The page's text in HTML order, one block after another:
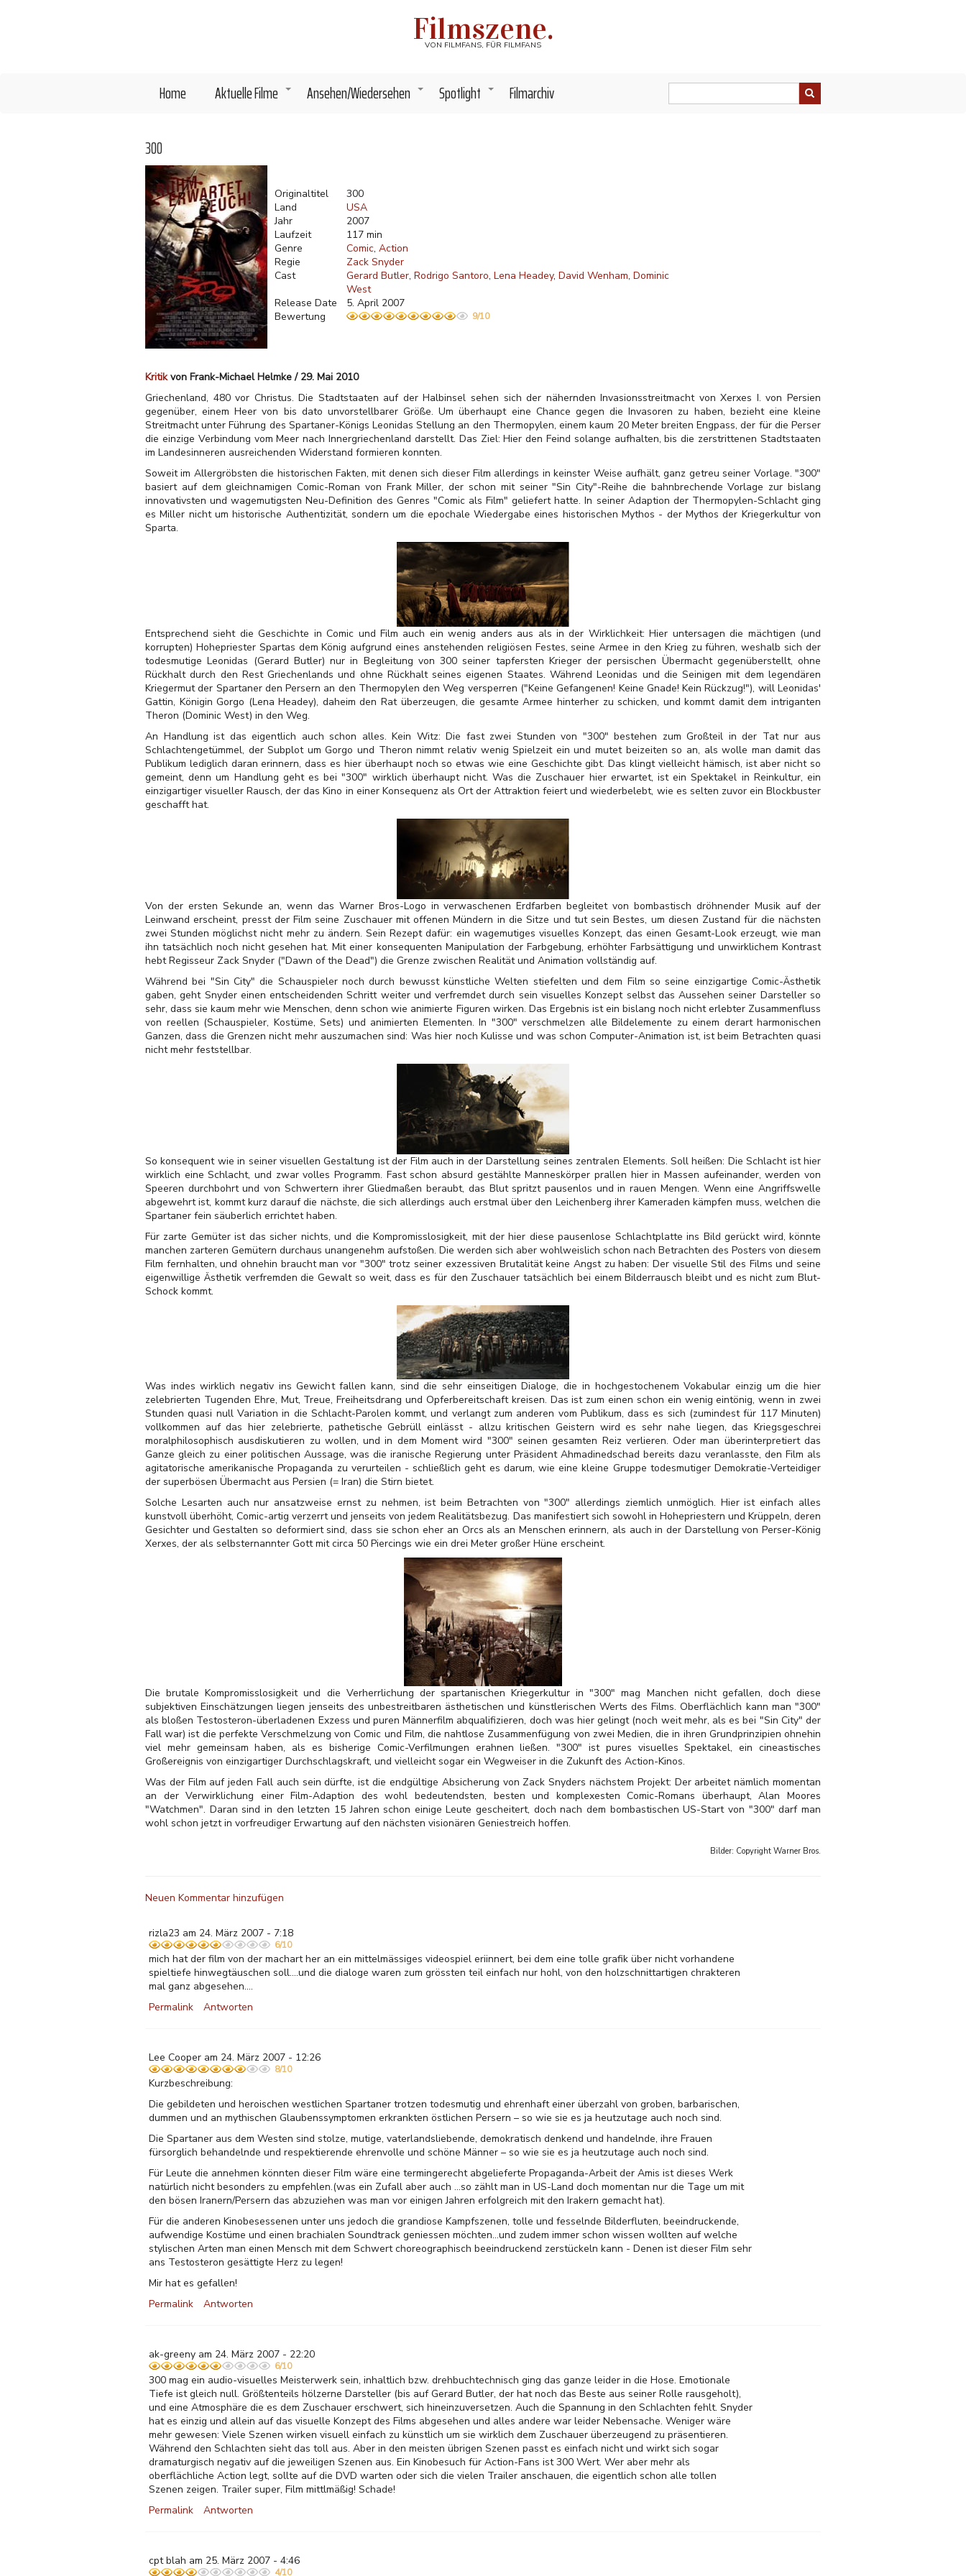
Filmszene.
VON FILMFANS, FÜR FILMFANS
Home +
Aktuelle Filme +
Ansehen/Wiedersehen +
Spotlight Filmarchiv
300
Originaltitel
300
Land
USA
Jahr
2007
Laufzeit
117 min
Genre
Comic Action
Regie
Zack Snyder
Cast
Gerard Butler Rodrigo Santoro Lena Headey David Wenham Dominic
West
Release Date
5. April 2007
Bewertung
9/10
Kritikvon Frank-Michael Helmke / 29. Mai 2010
Griechenland, 480 vor Christus. Die Stadtstaaten auf der Halbinsel sehen sich der nähernden Invasionsstreitmacht von Xerxes I. von Persien
gegenüber, einem Heer von bis dato unvorstellbarer Größe. Um überhaupt eine Chance gegen die Invasoren zu haben, bezieht eine kleine
Streitmacht unter Führung des Spartaner-Königs Leonidas Stellung an den Thermopylen, einem kaum 20 Meter breiten Engpass, der für die Perser
die einzige Verbindung vom Meer nach Innergriechenland darstellt. Das Ziel: Hier den Feind solange aufhalten, bis die zerstrittenen Stadtstaaten
im Landesinneren ausreichenden Widerstand formieren konnten.
Soweit im Allergröbsten die historischen Fakten, mit denen sich dieser Film allerdings in keinster Weise aufhält, ganz getreu seiner Vorlage. "300"
basiert auf dem gleichnamigen Comic-Roman von Frank Miller, der schon mit seiner "Sin City"-Reihe die bahnbrechende Vorlage zur bislang
innovativsten und wagemutigsten Neu-Definition des Genres "Comic als Film" geliefert hatte. In seiner Adaption der Thermopylen-Schlacht ging
es Miller nicht um historische Authentizität, sondern um die epochale Wiedergabe eines historischen Mythos - der Mythos der Kriegerkultur von
Sparta.
Entsprechend sieht die Geschichte in Comic und Film auch ein wenig anders aus als in der Wirklichkeit: Hier untersagen die mächtigen (und
korrupten) Hohepriester Spartas dem König aufgrund eines anstehenden religiösen Festes, seine Armee in den Krieg zu führen, weshalb sich der
todesmutige Leonidas (Gerard Butler) nur in Begleitung von 300 seiner tapfersten Krieger der persischen Übermacht gegenüberstellt, ohne
Rückhalt durch den Rest Griechenlands und ohne Rückhalt seines eigenen Staates. Während Leonidas und die Seinigen mit dem legendären
Kriegermut der Spartaner den Persern an den Thermopylen den Weg versperren ("Keine Gefangenen! Keine Gnade! Kein Rückzug!"), will Leonidas'
Gattin, Königin Gorgo (Lena Headey), daheim den Rat überzeugen, die gesamte Armee hinterher zu schicken, und kommt damit dem intriganten
Theron (Dominic West) in den Weg.
An Handlung ist das eigentlich auch schon alles. Kein Witz: Die fast zwei Stunden von "300" bestehen zum Großteil in der Tat nur aus
Schlachtengetümmel, der Subplot um Gorgo und Theron nimmt relativ wenig Spielzeit ein und mutet beizeiten so an, als wolle man damit das
Publikum lediglich daran erinnern, dass es hier überhaupt noch so etwas wie eine Geschichte gibt. Das klingt vielleicht hämisch, ist aber nicht so
gemeint, denn um Handlung geht es bei "300" wirklich überhaupt nicht. Was die Zuschauer hier erwartet, ist ein Spektakel in Reinkultur, ein
einzigartiger visueller Rausch, der das Kino in einer Konsequenz als Ort der Attraktion feiert und wiederbelebt, wie es selten zuvor ein Blockbuster
geschafft hat.
Von der ersten Sekunde an, wenn das Warner Bros-Logo in verwaschenen Erdfarben begleitet von bombastisch dröhnender Musik auf der
Leinwand erscheint, presst der Film seine Zuschauer mit offenen Mündern in die Sitze und tut sein Bestes, um diesen Zustand für die nächsten
zwei Stunden möglichst nicht mehr zu ändern. Sein Rezept dafür: ein wagemutiges visuelles Konzept, das einen Gesamt-Look erzeugt, wie man
ihn tatsächlich noch nicht gesehen hat. Mit einer konsequenten Manipulation der Farbgebung, erhöhter Farbsättigung und unwirklichem Kontrast
hebt Regisseur Zack Snyder ("Dawn of the Dead") die Grenze zwischen Realität und Animation vollständig auf.
Während bei "Sin City" die Schauspieler noch durch bewusst künstliche Welten stiefelten und dem Film so seine einzigartige Comic-Ästhetik
gaben, geht Snyder einen entscheidenden Schritt weiter und verfremdet durch sein visuelles Konzept selbst das Aussehen seiner Darsteller so
sehr, dass sie kaum mehr wie Menschen, denn schon wie animierte Figuren wirken. Das Ergebnis ist ein bislang noch nicht erlebter Zusammenfluss
von reellen (Schauspieler, Kostüme, Sets) und animierten Elementen. In "300" verschmelzen alle Bildelemente zu einem derart harmonischen
Ganzen, dass die Grenzen nicht mehr auszumachen sind: Was hier noch Kulisse und was schon Computer-Animation ist, ist beim Betrachten quasi
nicht mehr feststellbar.
So konsequent wie in seiner visuellen Gestaltung ist der Film auch in der Darstellung seines zentralen Elements. Soll heißen: Die Schlacht ist hier
wirklich eine Schlacht, und zwar volles Programm. Fast schon absurd gestählte Manneskörper prallen hier in Massen aufeinander, werden von
Speeren durchbohrt und von Schwertern ihrer Gliedmaßen beraubt, das Blut spritzt pausenlos und in rauen Mengen. Wenn eine Angriffswelle
abgewehrt ist, kommt kurz darauf die nächste, die sich allerdings auch erstmal über den Leichenberg ihrer Kameraden kämpfen muss, welchen die
Spartaner fein säuberlich errichtet haben.
Für zarte Gemüter ist das sicher nichts, und die Kompromisslosigkeit, mit der hier diese pausenlose Schlachtplatte ins Bild gerückt wird, könnte
manchen zarteren Gemütern durchaus unangenehm aufstoßen. Die werden sich aber wohlweislich schon nach Betrachten des Posters von diesem
Film fernhalten, und ohnehin braucht man vor "300" trotz seiner exzessiven Brutalität keine Angst zu haben: Der visuelle Stil des Films und seine
eigenwillige Ästhetik verfremden die Gewalt so weit, dass es für den Zuschauer tatsächlich bei einem Bilderrausch bleibt und es nicht zum Blut-
Schock kommt.
Was indes wirklich negativ ins Gewicht fallen kann, sind die sehr einseitigen Dialoge, die in hochgestochenem Vokabular einzig um die hier
zelebrierten Tugenden Ehre, Mut, Treue, Freiheitsdrang und Opferbereitschaft kreisen. Das ist zum einen schon ein wenig eintönig, wenn in zwei
Stunden quasi null Variation in die Schlacht-Parolen kommt, und verlangt zum anderen vom Publikum, dass es sich (zumindest für 117 Minuten)
vollkommen auf das hier zelebrierte, pathetische Gebrüll einlässt - allzu kritischen Geistern wird es sehr nahe liegen, das Kriegsgeschrei
moralphilosophisch ausdiskutieren zu wollen, und in dem Moment wird "300" seinen gesamten Reiz verlieren. Oder man überinterpretiert das
Ganze gleich zu einer politischen Aussage, was die iranische Regierung unter Präsident Ahmadinedschad bereits dazu veranlasste, den Film als
agitatorische amerikanische Propaganda zu verurteilen - schließlich geht es darum, wie eine kleine Gruppe todesmutiger Demokratie-Verteidiger
der superbösen Übermacht aus Persien (= Iran) die Stirn bietet.
Solche Lesarten auch nur ansatzweise ernst zu nehmen, ist beim Betrachten von "300" allerdings ziemlich unmöglich. Hier ist einfach alles
kunstvoll überhöht, Comic-artig verzerrt und jenseits von jedem Realitätsbezug. Das manifestiert sich sowohl in Hohepriestern und Krüppeln, deren
Gesichter und Gestalten so deformiert sind, dass sie schon eher an Orcs als an Menschen erinnern, als auch in der Darstellung von Perser-König
Xerxes, der als selbsternannter Gott mit circa 50 Piercings wie ein drei Meter großer Hüne erscheint.
Die brutale Kompromisslosigkeit und die Verherrlichung der spartanischen Kriegerkultur in "300" mag Manchen nicht gefallen, doch diese
subjektiven Einschätzungen liegen jenseits des unbestreitbaren ästhetischen und künstlerischen Werts des Films. Oberflächlich kann man "300"
als bloßen Testosteron-überladenen Exzess und puren Männerfilm abqualifizieren, doch was hier gelingt (noch weit mehr, als es bei "Sin City" der
Fall war) ist die perfekte Verschmelzung von Comic und Film, die nahtlose Zusammenfügung von zwei Medien, die in ihren Grundprinzipien ohnehin
viel mehr gemeinsam haben, als es bisherige Comic-Verfilmungen erahnen ließen. "300" ist pures visuelles Spektakel, ein cineastisches
Großereignis von einzigartiger Durchschlagskraft, und vielleicht sogar ein Wegweiser in die Zukunft des Action-Kinos.
Was der Film auf jeden Fall auch sein dürfte, ist die endgültige Absicherung von Zack Snyders nächstem Projekt: Der arbeitet nämlich momentan
an der Verwirklichung einer Film-Adaption des wohl bedeutendsten, besten und komplexesten Comic-Romans überhaupt, Alan Moores
"Watchmen". Daran sind in den letzten 15 Jahren schon einige Leute gescheitert, doch nach dem bombastischen US-Start von "300" darf man
wohl schon jetzt in vorfreudiger Erwartung auf den nächsten visionären Geniestreich hoffen.
Bilder: Copyright Warner Bros.
Neuen Kommentar hinzufügen
rizla23 am 24. März 2007 - 7:18
6/10
mich hat der film von der machart her an ein mittelmässiges videospiel eriinnert, bei dem eine tolle grafik über nicht vorhandene
spieltiefe hinwegtäuschen soll....und die dialoge waren zum grössten teil einfach nur hohl, von den holzschnittartigen chrakteren
mal ganz abgesehen....
Permalink
Antworten
Lee Cooper am 24. März 2007 - 12:26
8/10
Kurzbeschreibung:
Die gebildeten und heroischen westlichen Spartaner trotzen todesmutig und ehrenhaft einer überzahl von groben, barbarischen,
dummen und an mythischen Glaubenssymptomen erkrankten östlichen Persern – so wie sie es ja heutzutage auch noch sind.
Die Spartaner aus dem Westen sind stolze, mutige, vaterlandsliebende, demokratisch denkend und handelnde, ihre Frauen
fürsorglich behandelnde und respektierende ehrenvolle und schöne Männer – so wie sie es ja heutzutage auch noch sind.
Für Leute die annehmen könnten dieser Film wäre eine termingerecht abgelieferte Propaganda-Arbeit der Amis ist dieses Werk
natürlich nicht besonders zu empfehlen.(was ein Zufall aber auch ...so zählt man in US-Land doch momentan nur die Tage um mit
den bösen Iranern/Persern das abzuziehen was man vor einigen Jahren erfolgreich mit den Irakern gemacht hat).
Für die anderen Kinobesessenen unter uns jedoch die grandiose Kampfszenen, tolle und fesselnde Bilderfluten, beeindruckende,
aufwendige Kostüme und einen brachialen Soundtrack geniessen möchten...und zudem immer schon wissen wollten auf welche
stylischen Arten man einen Mensch mit dem Schwert choreographisch beeindruckend zerstückeln kann - Denen ist dieser Film sehr
ans Testosteron gesättigte Herz zu legen!
Mir hat es gefallen!
Permalink
Antworten
ak-greeny am 24. März 2007 - 22:20
6/10
300 mag ein audio-visuelles Meisterwerk sein, inhaltlich bzw. drehbuchtechnisch ging das ganze leider in die Hose. Emotionale
Tiefe ist gleich null. Größtenteils hölzerne Darsteller (bis auf Gerard Butler, der hat noch das Beste aus seiner Rolle rausgeholt),
und eine Atmosphäre die es dem Zuschauer erschwert, sich hineinzuversetzen. Auch die Spannung in den Schlachten fehlt. Snyder
hat es einzig und allein auf das visuelle Konzept des Films abgesehen und alles andere war leider Nebensache. Weniger wäre
mehr gewesen: Viele Szenen wirken visuell einfach zu künstlich um sie wirklich dem Zuschauer überzeugend zu präsentieren.
Während den Schlachten sieht das toll aus. Aber in den meisten übrigen Szenen passt es einfach nicht und wirkt sich sogar
dramaturgisch negativ auf die jeweiligen Szenen aus. Ein Kinobesuch für Action-Fans ist 300 Wert. Wer aber mehr als
oberflächliche Action legt, sollte auf die DVD warten oder sich die vielen Trailer anschauen, die eigentlich schon alle tollen
Szenen zeigen. Trailer super, Film mittlmäßig! Schade!
Permalink
Antworten
cpt blah am 25. März 2007 - 4:46
4/10